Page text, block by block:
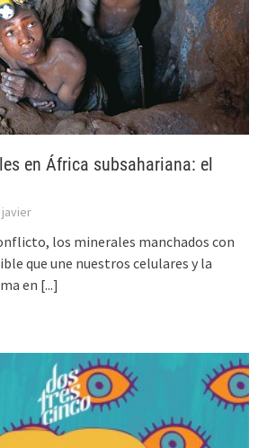
en África subsahariana: el
javier
los minerales manchados con
que une nuestros celulares y la
en [...]